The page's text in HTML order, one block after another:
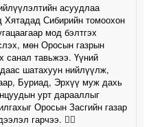
асуудлаа
Хятадад Сибирийн томоохон
мод бэлтгэх
мөн Оросын газрын
санал тавьжээ. Үүний
шатахуун нийлүүлж,
Буриад, Эрхүү муж дахь
урт дарааллыг
Оросын Засгийн газар
гарчээ. 🤦‍♀️